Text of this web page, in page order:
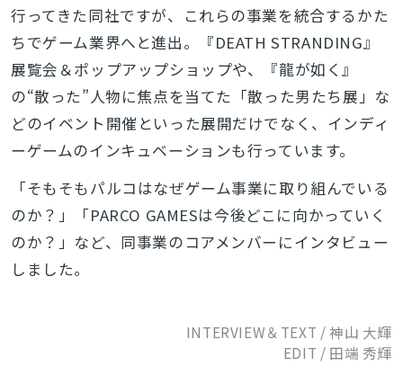
行ってきた同社ですが、これらの事業を統合するかた
ちでゲーム業界へと進出。『DEATH STRANDING』
展覧会＆ポップアップショップや、『龍が如く』
の“散った”人物に焦点を当てた「散った男たち展」な
どのイベント開催といった展開だけでなく、インディ
ーゲームのインキュベーションも行っています。
「そもそもパルコはなぜゲーム事業に取り組んでいる
のか？」「PARCO GAMESは今後どこに向かっていく
のか？」など、同事業のコアメンバーにインタビュー
しました。
INTERVIEW＆ TEXT / 神山 大輝
EDIT / 田端 秀輝